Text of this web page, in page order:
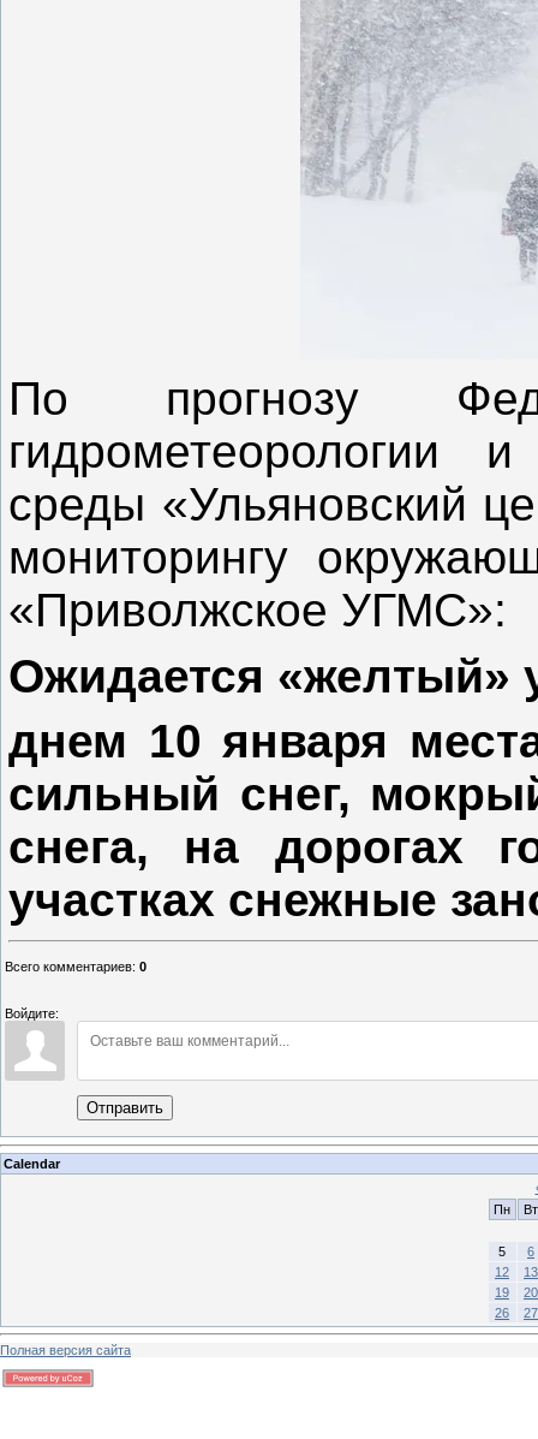
По прогнозу
гидрометеорологии
среды «Ульяновский
мониторингу
«Приволжское УГМС»:
Ожидается «желтый»
днем 10 января
сильный снег,
снега, на дорогах
участках снежные
Всего комментариев: 0
Войдите:
Отправить
Calendar
Пн
Вт
5
6
12
13
19
20
26
27
Полная версия сайта